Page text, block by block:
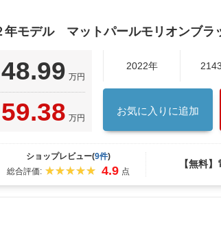
デル マットパールモリオンブラ
48.99 万円
59.38 万円
2022年
お気に入りに追加
ショップレビュー(9件)
総合評価:
4.9 点
【無料